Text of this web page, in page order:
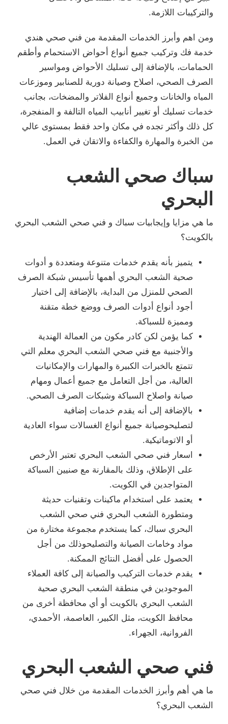
والتركيبات اللازمة.
ومن اهم وأبرز الخدمات المقدمة من فني صحي هندي
خدمة فك وتركيب جميع أنواع أحواض الاستحمام وأطقم
الحمامات، بالإضافة إلى تسليك الأحواض ومواسير
الصرف الصحي، اصلاح وصيانة دورية للصنابير وموزعات
المياه والخانات وجميع أنواع الفلاتر والمضخات، بجانب
خدمات تسليك أو تغيير أنابيب المياه التالفة و المنفجرة،
كل ذلك وأكثر تجده في مكان واحد فقط بمستوى عالي
من الخبرة والمهارة والكفاءة والاتقان في العمل.
سباك صحي الشعب
البحري
ما هي مزايا وإيجابيات سباك و فني صحي الشعب البحري
بالكويت؟
يتميز بأنه يقدم خدمات متنوعة ومتعددة و أدوات
صحية الشعب البحري أهمها تأسيس شبكة الصرف
الصحي للمنزل من البداية، بالإضافة إلى اختيار
أجود أنواع أدوات الصرف ووضع خطة متقنة
ومميزة للسباكة.
كما يؤمن لكن كادر مكون من العمالة الهندية
والأجنبية مع فني صحي الشعب البحري معلم التي
تتمتع بالخبرات الكبيرة والمهارات والإمكانيات
العالية، من أجل التعامل مع جميع أعمال ومهام
صيانة واصلاح السباكة وشبكات الصرف الصحي.
بالإضافة إلى أنه يقدم خدمات إضافية
لتصليحوصيانة جميع أنواع الغسالات سواء العادية
أو الاتوماتيكية.
اسعار فني صحي الشعب البحري تعتبر الأرخص
على الإطلاق، وذلك بالمقارنة مع صنيين السباكة
المتواجدين في الكويت.
يعتمد على استخدام ماكينات وتقنيات حديثة
ومتطورة الشعب البحري فني صحي الشعب
البحري سباك، كما يستخدم مجموعة مختارة من
مواد وخامات الصيانة والتصليحوذلك من أجل
الحصول على أفضل النتائج الممكنة.
يقدم خدمات التركيب والصيانة إلى كافة العملاء
الموجودين في منطقة الشعب البحري صحية
الشعب البحري بالكويت أو أي محافظة أخرى من
محافظ الكويت، مثل الكبير، العاصمة، الأحمدي،
الفروانية، الجهراء.
فني صحي الشعب البحري
ما هي أهم وأبرز الخدمات المقدمة من خلال فني صحي
الشعب البحري؟